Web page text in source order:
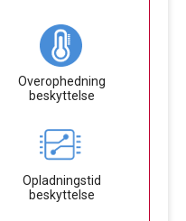
Overophedning
beskyttelse
Opladningstid
beskyttelse